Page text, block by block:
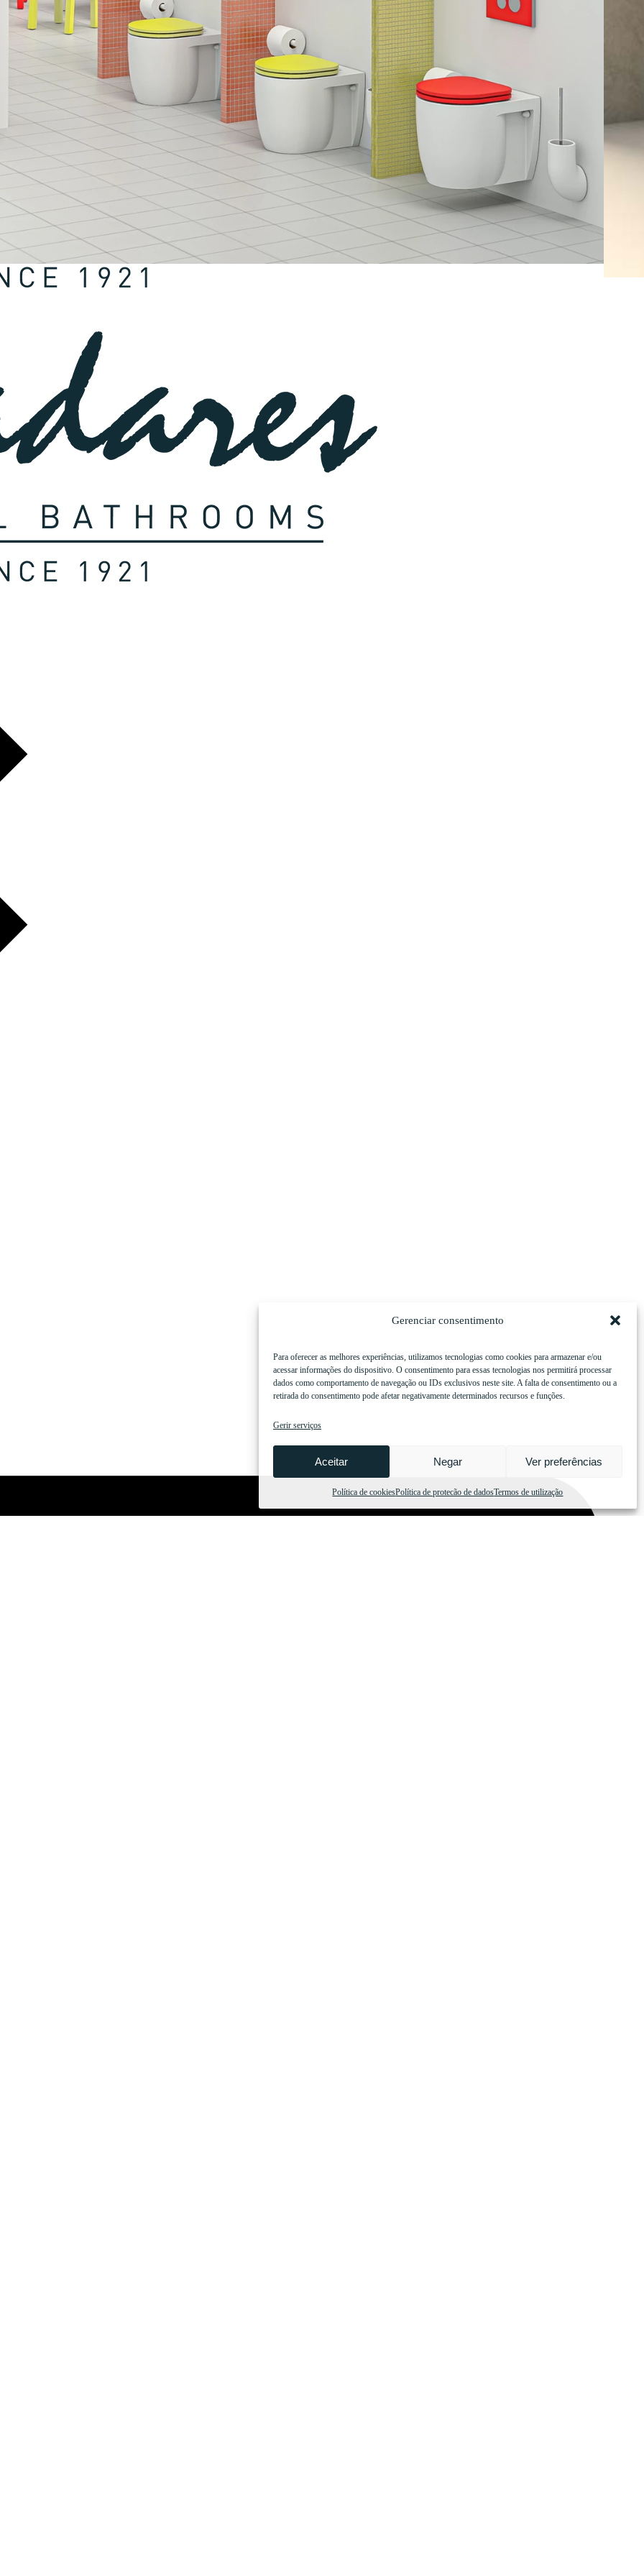
Gerenciar consentimento
Para oferecer as melhores experiências, utilizamos tecnologias como cookies para armazenar e/ou
acessar informações do dispositivo. O consentimento para essas tecnologias nos permitirá processar
dados como comportamento de navegação ou IDs exclusivos neste site. A falta de consentimento ou a
retirada do consentimento pode afetar negativamente determinados recursos e funções.
Gerir serviços
Aceitar Negar Ver preferências
Política de cookiesPolítica de protecão de dadosTermos de utilização